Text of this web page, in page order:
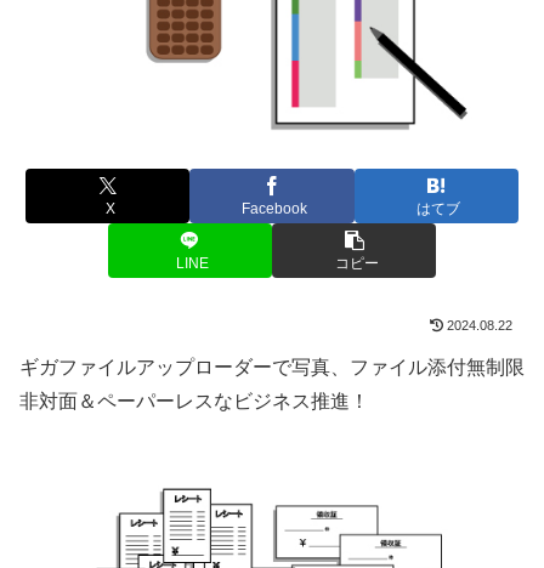
X Facebook はてブ
LINE コピー
2024.08.22
ギガファイルアップローダーで写真、ファイル添付無制限
非対面＆ペーパーレスなビジネス推進！